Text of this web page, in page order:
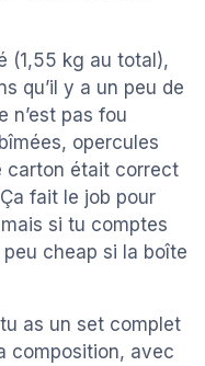
(1,55 kg au total),
qu’il y a un peu de
n’est pas fou
opercules
carton était correct
fait le job pour
si tu comptes
cheap si la boîte
as un set complet
composition, avec